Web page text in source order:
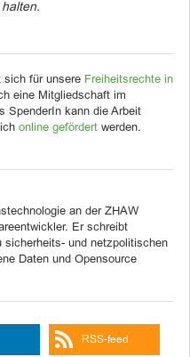
sich für unsere Freiheitsrechte in
eine Mitgliedschaft im
SpenderIn kann die Arbeit
online gefördert werden.
an der ZHAW
Er schreibt
sicherheits- und netzpolitischen
Daten und Opensource
RSS-feed